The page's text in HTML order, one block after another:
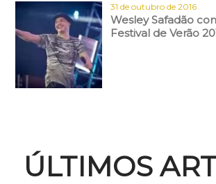
31 de outubro de 2016
Wesley Safadão
Festival de Verão
ÚLTIMOS